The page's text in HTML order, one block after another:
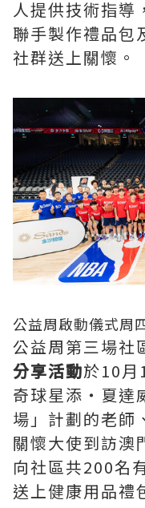
人提供技術指導
聯手製作禮品包
社群送上關懷。
公益周啟動儀式周
公益周第三場社
分享活動於10月
奇球星添‧夏達
場」計劃的老師
關懷大使到訪澳
向社區共200名
送上健康用品禮